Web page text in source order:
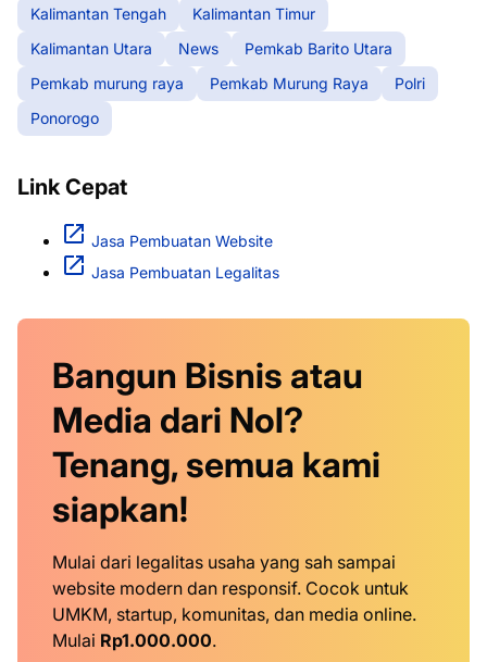
Kalimantan Tengah
Kalimantan Timur
Kalimantan Utara
News
Pemkab Barito Utara
Pemkab murung raya
Pemkab Murung Raya
Polri
Ponorogo
Link Cepat
Jasa Pembuatan Website
Jasa Pembuatan Legalitas
Bangun Bisnis atau
Media dari Nol?
Tenang, semua kami
siapkan!
Mulai dari legalitas usaha yang sah sampai
website modern dan responsif. Cocok untuk
UMKM, startup, komunitas, dan media online.
Mulai Rp1.000.000.